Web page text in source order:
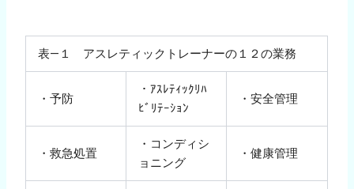
表―１ アスレティックトレーナーの１２の業務
・予防
・ｱｽﾚﾃｨｯｸﾘﾊ
ﾋﾞﾘﾃｰｼｮﾝ
・安全管理
・救急処置
・コンディシ
ョニング
・健康管理